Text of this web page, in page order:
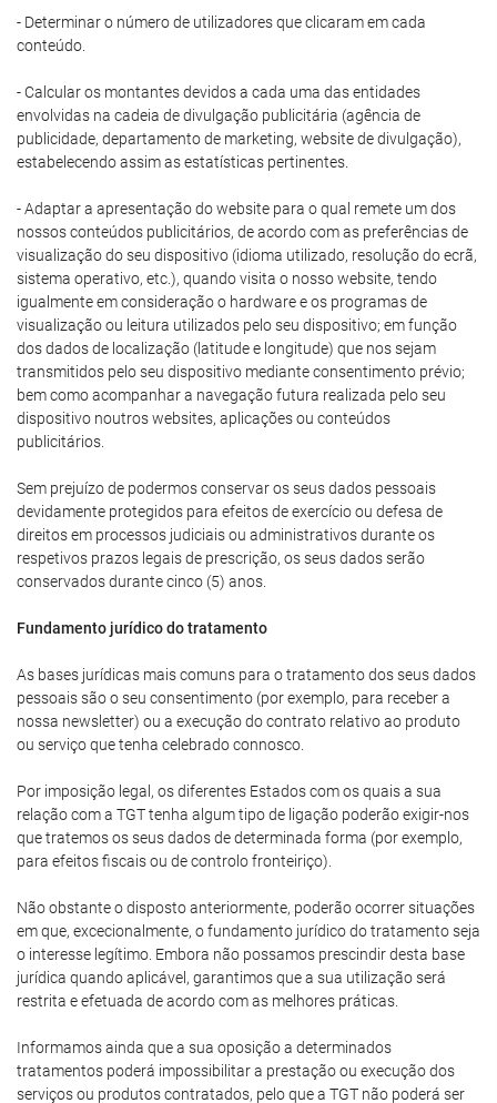
- Determinar o número de utilizadores que clicaram em cada
conteúdo.
- Calcular os montantes devidos a cada uma das entidades
envolvidas na cadeia de divulgação publicitária (agência de
publicidade, departamento de marketing, website de divulgação),
estabelecendo assim as estatísticas pertinentes.
- Adaptar a apresentação do website para o qual remete um dos
nossos conteúdos publicitários, de acordo com as preferências de
visualização do seu dispositivo (idioma utilizado, resolução do ecrã,
sistema operativo, etc.), quando visita o nosso website, tendo
igualmente em consideração o hardware e os programas de
visualização ou leitura utilizados pelo seu dispositivo; em função
dos dados de localização (latitude e longitude) que nos sejam
transmitidos pelo seu dispositivo mediante consentimento prévio;
bem como acompanhar a navegação futura realizada pelo seu
dispositivo noutros websites, aplicações ou conteúdos
publicitários.
Sem prejuízo de podermos conservar os seus dados pessoais
devidamente protegidos para efeitos de exercício ou defesa de
direitos em processos judiciais ou administrativos durante os
respetivos prazos legais de prescrição, os seus dados serão
conservados durante cinco (5) anos.
Fundamento jurídico do tratamento
As bases jurídicas mais comuns para o tratamento dos seus dados
pessoais são o seu consentimento (por exemplo, para receber a
nossa newsletter) ou a execução do contrato relativo ao produto
ou serviço que tenha celebrado connosco.
Por imposição legal, os diferentes Estados com os quais a sua
relação com a TGT tenha algum tipo de ligação poderão exigir-nos
que tratemos os seus dados de determinada forma (por exemplo,
para efeitos fiscais ou de controlo fronteiriço).
Não obstante o disposto anteriormente, poderão ocorrer situações
em que, excecionalmente, o fundamento jurídico do tratamento seja
o interesse legítimo. Embora não possamos prescindir desta base
jurídica quando aplicável, garantimos que a sua utilização será
restrita e efetuada de acordo com as melhores práticas.
Informamos ainda que a sua oposição a determinados
tratamentos poderá impossibilitar a prestação ou execução dos
serviços ou produtos contratados, pelo que a TGT não poderá ser